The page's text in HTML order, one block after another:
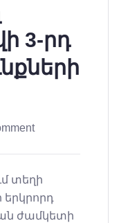
3-րդ
տեղի
ժամկետի